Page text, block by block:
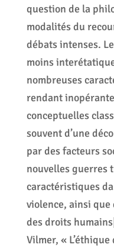
question de la
modalités du
débats intenses.
moins
nombreuses
rendant
conceptuelles
souvent d’une
par des facteurs
nouvelles guerres
caractéristiques
violence, ainsi que
des droits
Vilmer, «